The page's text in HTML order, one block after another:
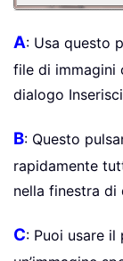
A: Usa questo
file di immagini
dialogo
B: Questo
rapidamente
nella finestra di
C: Puoi usare il